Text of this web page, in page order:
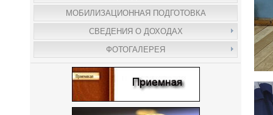
МОБИЛИЗАЦИОННАЯ ПОДГОТОВКА
СВЕДЕНИЯ О ДОХОДАХ
ФОТОГАЛЕРЕЯ